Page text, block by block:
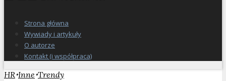
Strona główna
Wywiady i artykuły
O autorze
Kontakt (i współpraca)
HR•Inne•Trendy